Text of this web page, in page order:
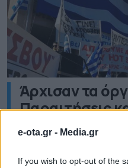
e-ota.gr - Media.gr
If you wish to opt-out of the
Άρχισαν τα
Παραιτήσεις
μεταναστευτικό